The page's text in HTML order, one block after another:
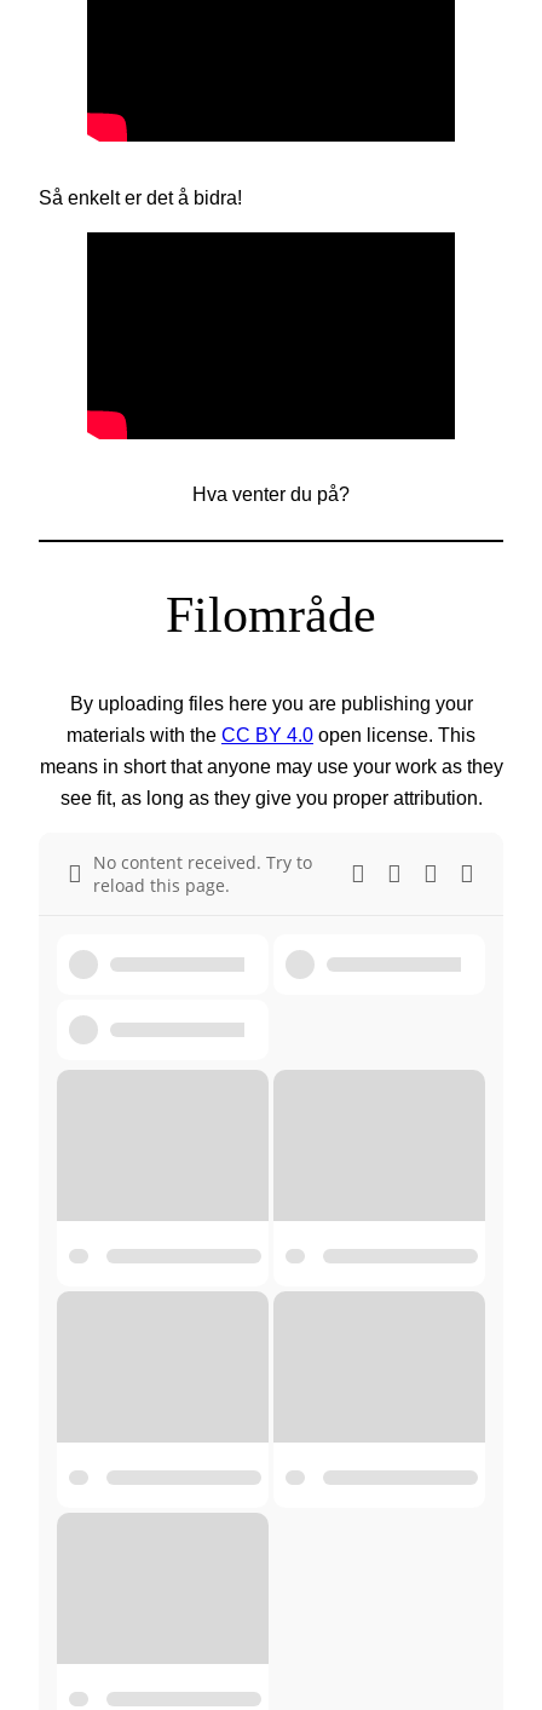
Så enkelt er det å bidra!
Hva venter du på?
Filområde
By uploading files here you are publishing your
materials with the CC BY 4.0 open license. This
means in short that anyone may use your work as they
see fit, as long as they give you proper attribution.
No content received. Try to
reload this page.